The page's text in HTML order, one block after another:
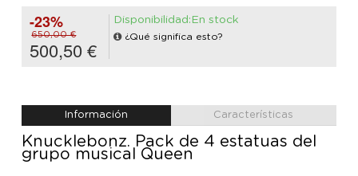
-23%
650,00 €
500,50 €
Disponibilidad:En stock
¿Qué significa esto?
Información Características
Knucklebonz. Pack de 4 estatuas del
grupo musical Queen